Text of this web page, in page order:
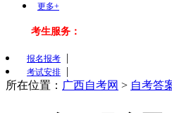
更多+
考生服务：
报名报考 |
考试安排
|
所在位置： 广西自考网 > 自考答